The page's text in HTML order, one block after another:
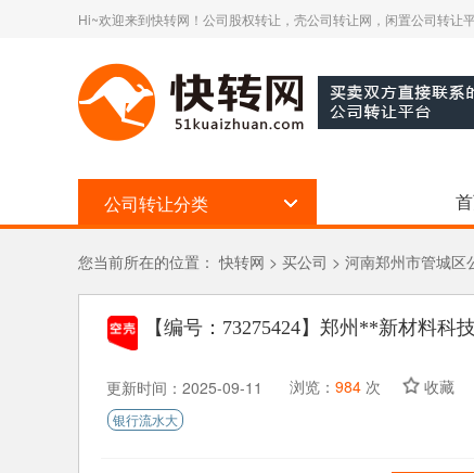
Hi~欢迎来到快转网！公司股权转让，壳公司转让网，闲置公司转让
公司转让分类
您当前所在的位置：快转网 > 买公司 > 河南郑州市管城区
【编号：73275424】 郑州**新材料科
更新时间：2025-09-11 浏览： 984次 收藏
银行流水大